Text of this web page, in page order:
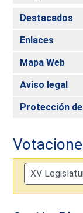
Destacados
Enlaces
Mapa Web
Aviso legal
Protección